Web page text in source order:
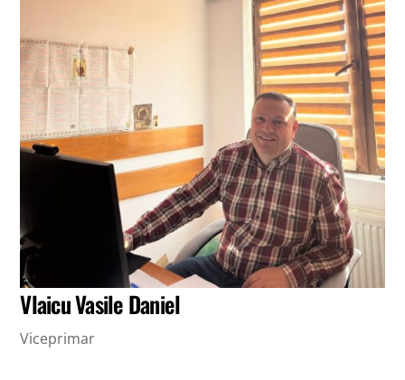
Vlaicu Vasile Daniel
Viceprimar